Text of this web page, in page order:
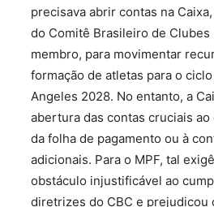
precisava abrir contas na
do Comitê Brasileiro de Clubes
membro, para movimentar
formação de atletas para o
Angeles 2028. No entanto, a
abertura das contas cruciais ao
da folha de pagamento ou à
adicionais. Para o MPF, tal
obstáculo injustificável ao
diretrizes do CBC e prejudicou